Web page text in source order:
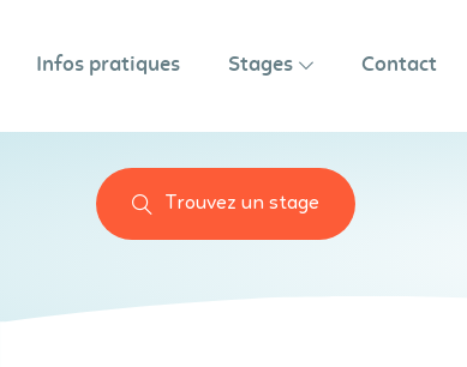
Trouvez un stage
Infos pratiques Stages Contact